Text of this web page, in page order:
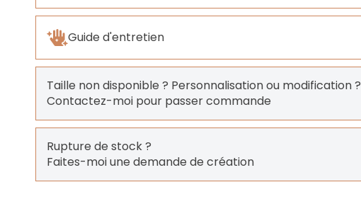
Guide d'entretien
Taille non disponible ? Personnalisation ou modification ?
Contactez-moi pour passer commande
Rupture de stock ?
Faites-moi une demande de création